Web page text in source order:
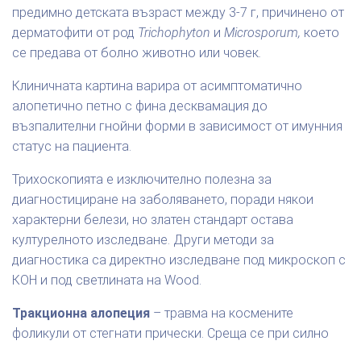
предимно детската възраст между 3-7 г, причинено от
дерматофити от род Trichophyton и Microsporum, което
се предава от болно животно или човек.
Клиничната картина варира от асимптоматично
алопетично петно с фина десквамация до
възпалителни гнойни форми в зависимост от имунния
статус на пациента.
Трихоскопията е изключително полезна за
диагностициране на заболяването, поради някои
характерни белези, но златен стандарт остава
културелното изследване. Други методи за
диагностика са директно изследване под микроскоп с
КОН и под светлината на Wood.
Тракционна алопеция – травма на космените
фоликули от стегнати прически. Среща се при силно